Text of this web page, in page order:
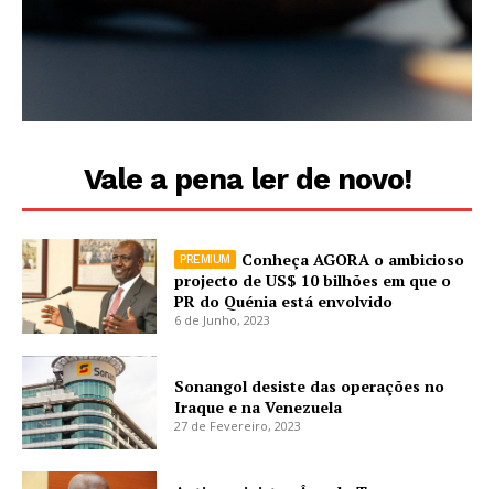
Vale a pena ler de novo!
Conheça AGORA o ambicioso
projecto de US$ 10 bilhões em que o
PR do Quénia está envolvido
6 de Junho, 2023
Sonangol desiste das operações no
Iraque e na Venezuela
27 de Fevereiro, 2023